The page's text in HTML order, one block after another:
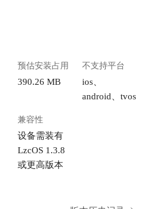
预估安装占用
390.26 MB
不支持平台
ios、
android、tvos
兼容性
设备需装有
LzcOS 1.3.8
或更高版本